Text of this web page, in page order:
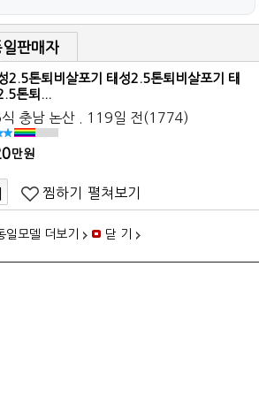
일판매자
2.5톤퇴비살포기 태성2.5톤퇴비살포기 태
톤퇴...
충남 논산 . 119일 전(1774)
만원
찜하기 펼쳐보기
일모델 더보기 닫 기